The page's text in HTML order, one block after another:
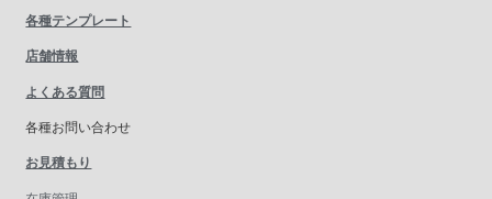
各種テンプレート
店舗情報
よくある質問
各種お問い合わせ
お見積もり